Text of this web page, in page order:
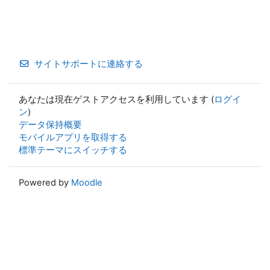
サイトサポートに連絡する
あなたは現在ゲストアクセスを利用しています (ログイ
ン)
データ保持概要
モバイルアプリを取得する
標準テーマにスイッチする
Powered by Moodle